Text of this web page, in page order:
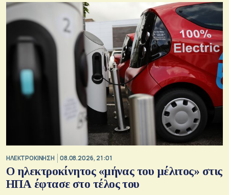
ΗΛΕΚΤΡΟΚΙΝΗΣΗ 08.08.2026, 21:01
Ο ηλεκτροκίνητος «μήνας του μέλιτος» στις
ΗΠΑ έφτασε στο τέλος του